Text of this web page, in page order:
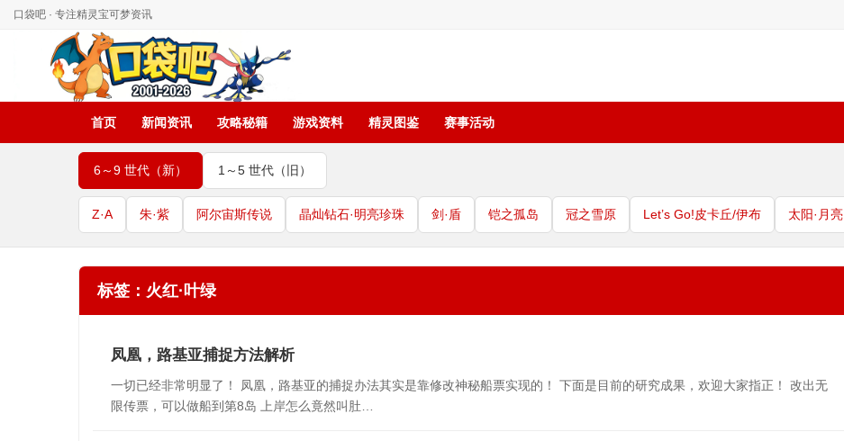
口袋吧 · 专注精灵宝可梦资讯
首页 新闻资讯 攻略秘籍 游戏资料 精灵图鉴 赛事活动
6～9 世代（新） 1～5 世代（旧）
Z·A 朱·紫 阿尔宙斯传说 晶灿钻石·明亮珍珠 剑·盾 铠之孤岛 冠之雪原 Let’s Go!皮卡丘/伊布 太阳·月亮
标签：火红·叶绿
凤凰，路基亚捕捉方法解析
一切已经非常明显了！ 凤凰，路基亚的捕捉办法其实是靠修改神秘船票实现的！ 下面是目前的研究成果，欢迎大家指正！ 改出无
限传票，可以做船到第8岛 上岸怎么竟然叫肚…